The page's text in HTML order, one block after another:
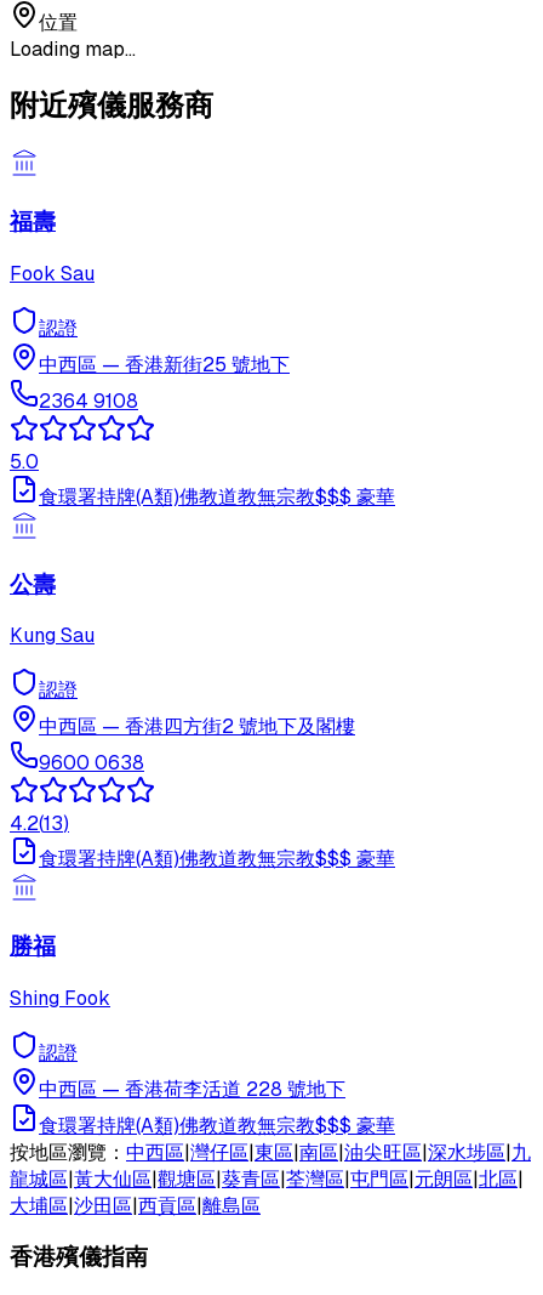
位置
Loading map...
附近殯儀服務商
福壽
Fook Sau
認證
中西區 — 香港新街25 號地下
2364 9108
5.0
食環署持牌(A類)佛教道教無宗教$$$ 豪華
公壽
Kung Sau
認證
中西區 — 香港四方街2 號地下及閣樓
9600 0638
4.2(13)
食環署持牌(A類)佛教道教無宗教$$$ 豪華
勝福
Shing Fook
認證
中西區 — 香港荷李活道 228 號地下
食環署持牌(A類)佛教道教無宗教$$$ 豪華
按地區瀏覽： 中西區|灣仔區|東區|南區|油尖旺區|深水埗區|九
龍城區|黃大仙區|觀塘區|葵青區|荃灣區|屯門區|元朗區|北區|
大埔區|沙田區|西貢區|離島區
香港殯儀指南